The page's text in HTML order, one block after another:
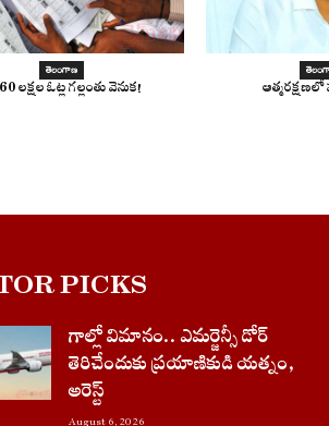
తెలంగాణ
లక్షల ఓట్ల గల్లంతు వెనుక!
PICKS
గాల్లో విమానం.. ఎమర్జెన్సీ డోర్
తెరిచేందుకు ప్రయాణికుడి యత్నం,
అరెస్ట్
August 6, 2026